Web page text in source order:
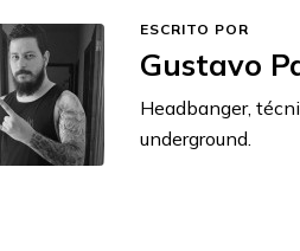
ESCRITO POR
Gustavo
Headbanger,
underground.